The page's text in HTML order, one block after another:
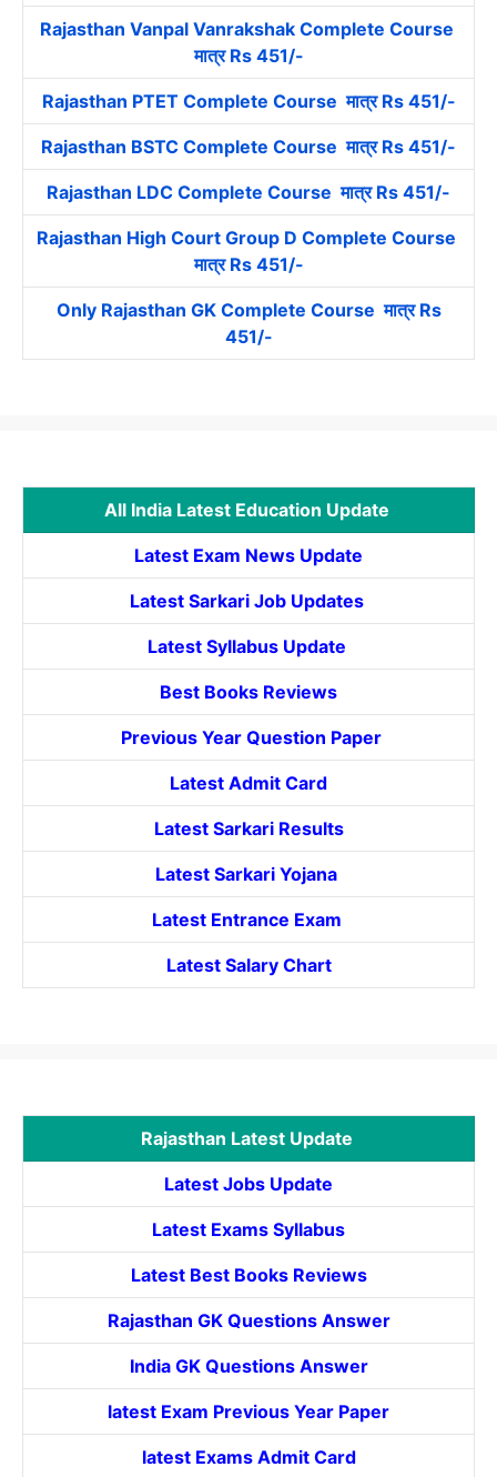
Rajasthan Vanpal Vanrakshak Complete Course
मात्र Rs 451/-
Rajasthan PTET Complete Course मात्र Rs 451/-
Rajasthan BSTC Complete Course मात्र Rs 451/-
Rajasthan LDC Complete Course मात्र Rs 451/-
Rajasthan High Court Group D Complete Course
मात्र Rs 451/-
Only Rajasthan GK Complete Course मात्र Rs
451/-
All India Latest Education Update
Latest Exam News Update
Latest Sarkari Job Updates
Latest Syllabus Update
Best Books Reviews
Previous Year Question Paper
Latest Admit Card
Latest Sarkari Results
Latest Sarkari Yojana
Latest Entrance Exam
Latest Salary Chart
Rajasthan Latest Update
Latest Jobs Update
Latest Exams Syllabus
Latest Best Books Reviews
Rajasthan GK Questions Answer
India GK Questions Answer
latest Exam Previous Year Paper
latest Exams Admit Card